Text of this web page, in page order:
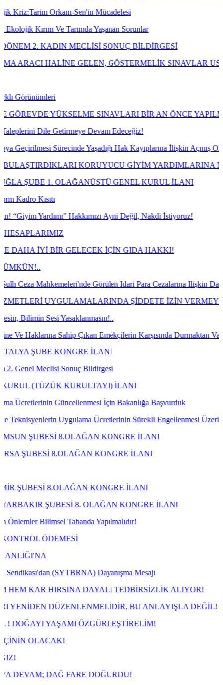
Orkam-Sen'in Mücadelesi
Ve Tarımda Yaşanan Sorunlar
KADIN MECLİSİ SONUÇ BİLDİRGESİ
HALİNE GELEN, GÖSTERMELİK SINAVLAR USULÜNE
YÜKSELME SINAVLARI BİR AN ÖNCE YAPILMALIDIR!
Getirmeye Devam Edeceğiz!
Sürecinde Yaşadığı Hak Kayıplarına İlişkin Açmış Olduğumuz
KORUYUCU GİYİM YARDIMLARINA NE OLDU?
1. OLAĞANÜSTÜ GENEL KURUL İLANI
Yardımı” Hakkımızı Ayni Değil, Nakdi İstiyoruz!
BİR GELECEK İÇİN GIDA HAKKI!
Görülen Idari Para Cezalarına Ilişkin Davaların
UYGULAMALARINDA ŞİDDETE İZİN VERMEYECEĞİZ!
Sesi Yasaklanmasın!..
Sahip Çıkan Emekçilerin Karşısında Durmaktan Vazgeçin!
KONGRE İLANI
Meclisi Sonuç Bildirgesi
KURULTAYI) İLANI
Güncellenmesi İçin Bakanlığa Başvurduk
Uygulama Ücretlerinin Sürekli Engellenmesi Üzerine
8.OLAĞAN KONGRE İLANI
8.OLAĞAN KONGRE İLANI
8.OLAĞAN KONGRE İLANI
ŞUBESİ 8. OLAĞAN KONGRE İLANI
Bilimsel Tabanda Yapılmalıdır!
ÖDEMESİ
(SYTBRNA) Dayanışma Mesajı
HIRSINA DAYALI TEDBİRSİZLİK ALIYOR!
DÜZENLENMELİDİR, BU ANLAYIŞLA DEĞİL!
YAŞAMI ÖZGÜRLEŞTİRELİM!
DAĞ FARE DOĞURDU!